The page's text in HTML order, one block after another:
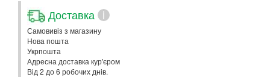
Доставка i
Самовивіз з магазину
Нова пошта
Укрпошта
Адресна доставка кур'єром
Від 2 до 6 робочих днів.